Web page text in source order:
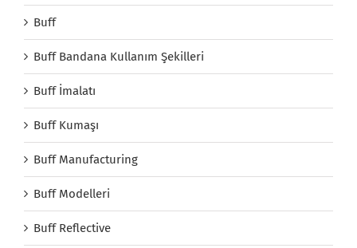
Buff
Buff Bandana Kullanım Şekilleri
Buff İmalatı
Buff Kumaşı
Buff Manufacturing
Buff Modelleri
Buff Reflective